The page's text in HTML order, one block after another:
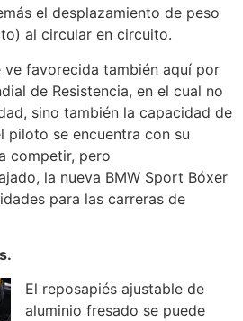
el desplazamiento de peso
al circular en circuito.
ve favorecida también aquí por
de Resistencia, en el cual no
sino también la capacidad de
piloto se encuentra con su
competir, pero
la nueva BMW Sport Bóxer
para las carreras de
El reposapiés ajustable de
aluminio fresado se puede